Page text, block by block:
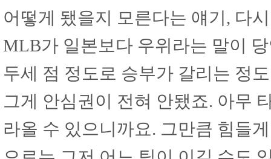
어떻게 됐을지 모른다는 얘기, 다
MLB가 일본보다 우위라는 말이
두세 점 정도로 승부가 갈리는 정
그게 안심권이 전혀 안됐죠. 아무
라올 수 있으니까요. 그만큼 힘들